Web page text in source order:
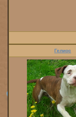
Гелиос